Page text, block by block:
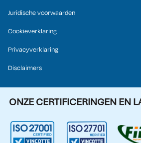
Juridische voorwaarden
Cookieverklaring
Privacyverklaring
Disclaimers
ONZE CERTIFICERINGEN EN